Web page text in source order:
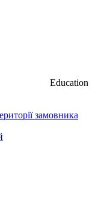
Education
замовника